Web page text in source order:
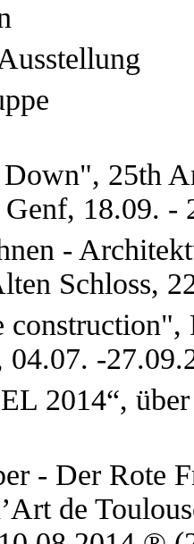
25th
18.09. -
-
Schloss,
04.07. -
2014“,
- Der Rote
de